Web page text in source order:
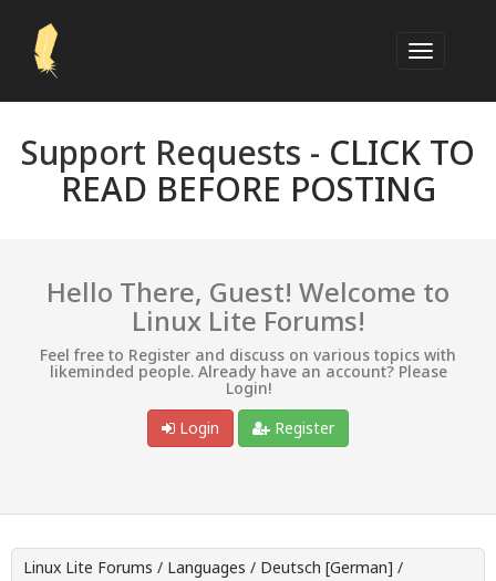
Support Requests - CLICK TO
READ BEFORE POSTING
Hello There, Guest! Welcome to
Linux Lite Forums!
Feel free to Register and discuss on various topics with
likeminded people. Already have an account? Please
Login!
Login
Register
Linux Lite Forums / Languages / Deutsch [German] /